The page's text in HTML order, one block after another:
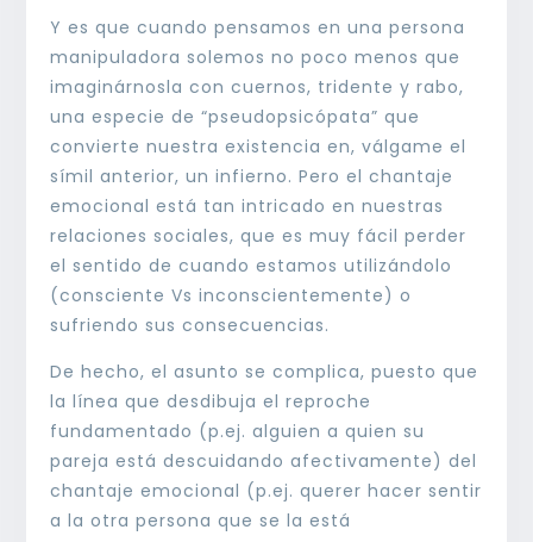
Y es que cuando pensamos en una persona
manipuladora solemos no poco menos que
imaginárnosla con cuernos, tridente y rabo,
una especie de “pseudopsicópata” que
convierte nuestra existencia en, válgame el
símil anterior, un infierno. Pero el chantaje
emocional está tan intricado en nuestras
relaciones sociales, que es muy fácil perder
el sentido de cuando estamos utilizándolo
(consciente Vs inconscientemente) o
sufriendo sus consecuencias.
De hecho, el asunto se complica, puesto que
la línea que desdibuja el reproche
fundamentado (p.ej. alguien a quien su
pareja está descuidando afectivamente) del
chantaje emocional (p.ej. querer hacer sentir
a la otra persona que se la está